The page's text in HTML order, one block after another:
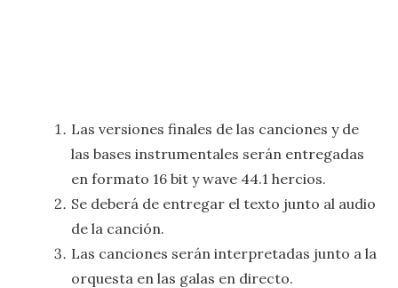
Las versiones finales de las canciones y de
las bases instrumentales serán entregadas
en formato 16 bit y wave 44.1 hercios.
Se deberá de entregar el texto junto al audio
de la canción.
Las canciones serán interpretadas junto a la
orquesta en las galas en directo.